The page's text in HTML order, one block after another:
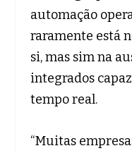
automação
raramente está
si, mas sim na
integrados
tempo real.
“Muitas